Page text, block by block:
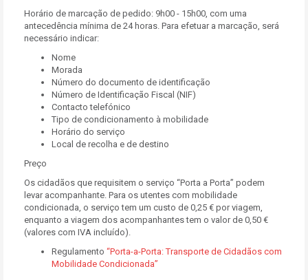
Horário de marcação de pedido: 9h00 - 15h00, com uma
antecedência mínima de 24 horas. Para efetuar a marcação, será
necessário indicar:
Nome
Morada
Número do documento de identificação
Número de Identificação Fiscal (NIF)
Contacto telefónico
Tipo de condicionamento à mobilidade
Horário do serviço
Local de recolha e de destino
Preço
Os cidadãos que requisitem o serviço “Porta a Porta” podem
levar acompanhante. Para os utentes com mobilidade
condicionada, o serviço tem um custo de 0,25 € por viagem,
enquanto a viagem dos acompanhantes tem o valor de 0,50 €
(valores com IVA incluído).
Regulamento “Porta-a-Porta: Transporte de Cidadãos com
Mobilidade Condicionada”